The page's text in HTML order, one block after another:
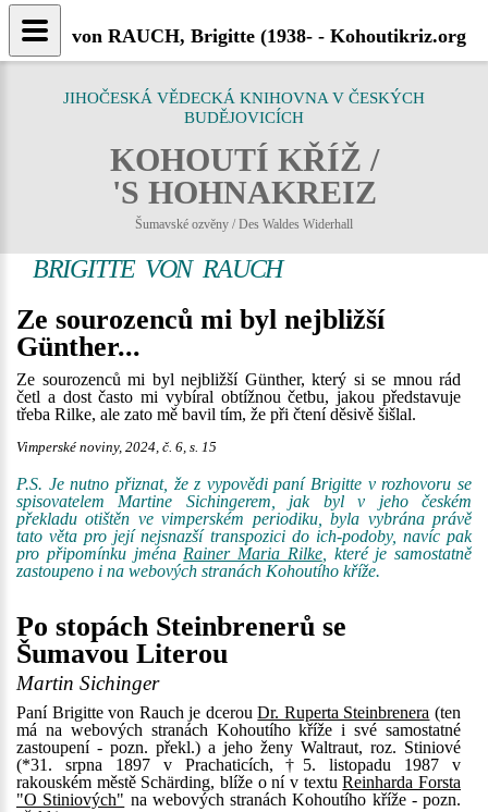
JIHOČESKÁ VĚDECKÁ KNIHOVNA V ČESKÝCH
BUDĚJOVICÍCH
KOHOUTÍ KŘÍŽ /
'S HOHNAKREIZ
Šumavské ozvěny / Des Waldes Widerhall
BRIGITTE VON RAUCH
Ze sourozenců mi byl nejbližší
Günther...
Ze sourozenců mi byl nejbližší Günther, který si se mnou rád
četl a dost často mi vybíral obtížnou četbu, jakou představuje
třeba Rilke, ale zato mě bavil tím, že při čtení děsivě šišlal.
Vimperské noviny, 2024, č. 6, s. 15
P.S. Je nutno přiznat, že z vypovědi paní Brigitte v rozhovoru se
spisovatelem Martine Sichingerem, jak byl v jeho českém
překladu otištěn ve vimperském periodiku, byla vybrána právě
tato věta pro její nejsnazší transpozici do ich-podoby, navíc pak
pro připomínku jména Rainer Maria Rilke, které je samostatně
zastoupeno i na webových stranách Kohoutího kříže.
Po stopách Steinbrenerů se
Šumavou Literou
Martin Sichinger
Paní Brigitte von Rauch je dcerouDr. Ruperta Steinbrenera (ten
má na webových stranách Kohoutího kříže i své samostatné
zastoupení - pozn. překl.) a jeho ženy Waltraut, roz. Stiniové
(*31. srpna 1897 v Prachaticích, †5. listopadu 1987 v
rakouském městě Schärding, blíže o ní v textuReinharda Forsta
"O Stiniových" na webových stranách Kohoutího kříže - pozn.
von RAUCH, Brigitte (1938- - Kohoutikriz.org